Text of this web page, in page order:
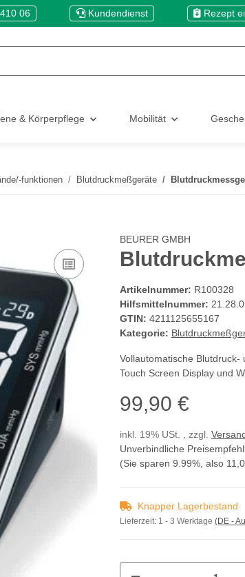
06 Kundendienst Rezept
& Körperpflege Mobilität
funktionen Blutdruckmeßgeräte
BEURER GMBH
Artikelnummer: R100328
Hilfsmittelnummer:
GTIN: 4211125655167
Kategorie:
Vollautomatische
Touch Screen Display und
99,90 €
inkl. 19% USt. , zzgl.
Unverbindliche
(Sie sparen 9.99%, also
Knapper Lagerbestand
Lieferzeit: 1 - 3 Werktage (DE -